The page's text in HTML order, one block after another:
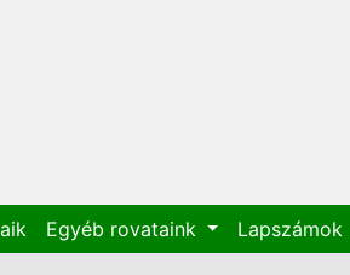
Egyéb rovataink Lapszámok